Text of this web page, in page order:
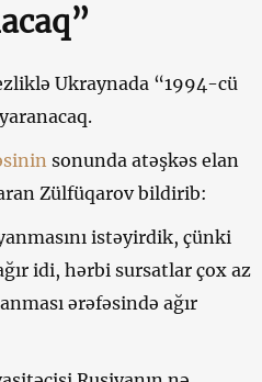
Ukraynada “1994-cü
sonunda atəşkəs elan
Zülfüqarov bildirib:
istəyirdik, çünki
idi, hərbi sursatlar çox az
ərəfəsində ağır